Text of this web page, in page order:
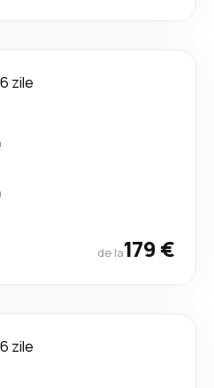
6 zile
de la179 €
6 zile